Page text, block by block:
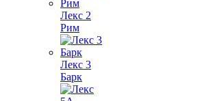
Лекс 2
Рим
Лекс 3
Барк